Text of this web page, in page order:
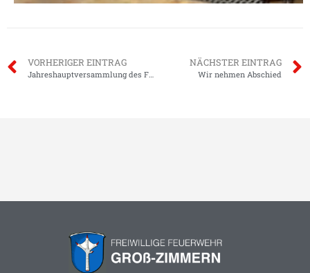
VORHERIGER EINTRAG NÄCHSTER EINTRAG
Wir nehmen Abschied